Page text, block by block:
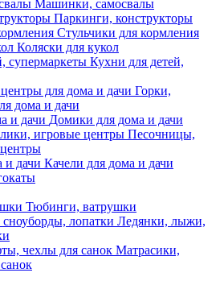
Машинки, самосвалы
Паркинги, конструкторы
Стульчики для кормления
Коляски для кукол
Кухни для детей,
Горки,
дома и дачи
Домики для дома и дачи
Песочницы,
Качели для дома и дачи
Тюбинги, ватрушки
Ледянки, лыжи,
Матрасики,